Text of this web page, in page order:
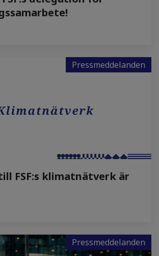
Pressmeddelanden
FSF:s klimatnätverk är
Pressmeddelanden